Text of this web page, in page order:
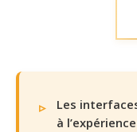
Les
à